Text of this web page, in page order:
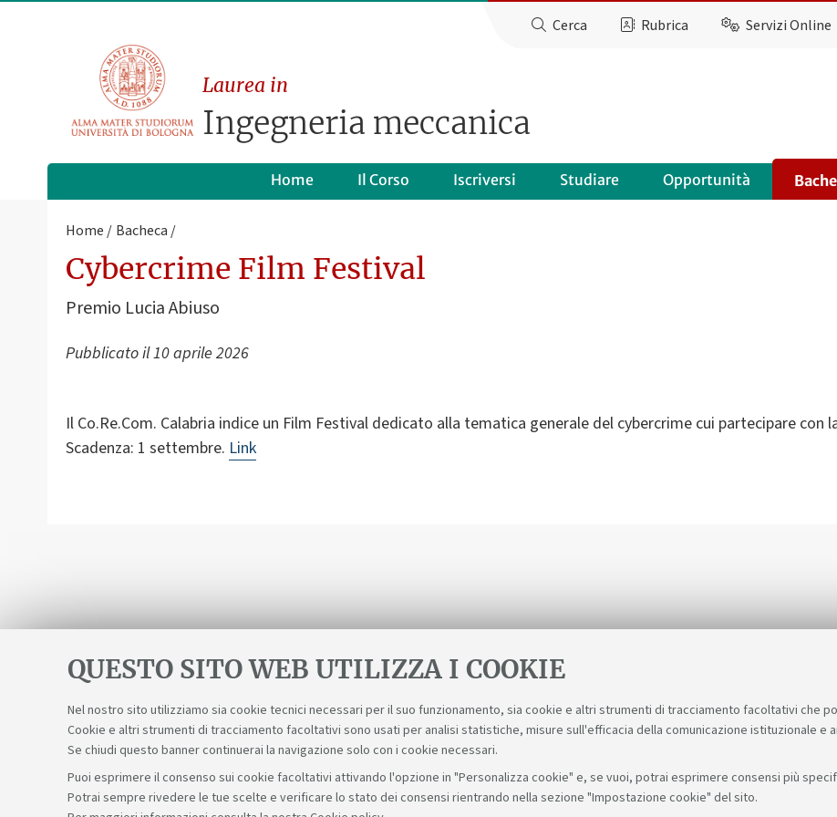
QUESTO SITO WEB UTILIZZA I COOKIE
Nel nostro sito utilizziamo sia cookie tecnici necessari per il suo funzionamento, sia cookie e altri strumenti di tracciamento facoltativi che
Cookie e altri strumenti di tracciamento facoltativi sono usati per analisi statistiche, misure sull'efficacia della comunicazione istituzionale e
Se chiudi questo banner continuerai la navigazione solo con i cookie necessari.
Puoi esprimere il consenso sui cookie facoltativi attivando l'opzione in "Personalizza cookie" e, se vuoi, potrai esprimere consensi più
Potrai sempre rivedere le tue scelte e verificare lo stato dei consensi rientrando nella sezione "Impostazione cookie" del sito.
Cerca Rubrica Servizi Online
Laurea in
Ingegneria meccanica
Home Il Corso Iscriversi Studiare Opportunità
Home Bacheca
Cybercrime Film Festival
Premio Lucia Abiuso
Pubblicato il10 aprile 2026
Il Co.Re.Com. Calabria indice un Film Festival dedicato alla tematica generale del cybercrime cui partecipare
Scadenza: 1 settembre. Link